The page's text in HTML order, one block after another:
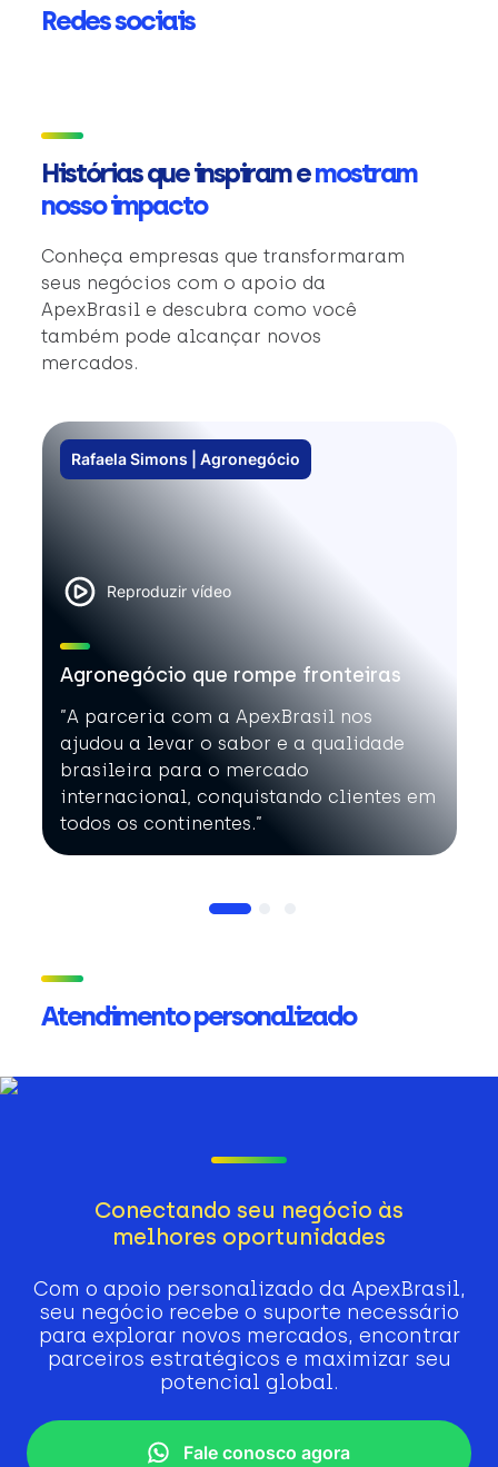
Redes sociais
Histórias que inspiram emostram
nosso impacto
Conheça empresas que transformaram
seus negócios com o apoio da
ApexBrasil e descubra como você
também pode alcançar novos
mercados.
Rafaela Simons | Agronegócio
Reproduzir vídeo
Agronegócio que rompe fronteiras
”A parceria com a ApexBrasil nos
ajudou a levar o sabor e a qualidade
brasileira para o mercado
internacional, conquistando clientes em
todos os continentes.”
Atendimento personalizado
Conectando seu negócio às
melhores oportunidades
Com o apoio personalizado da ApexBrasil,
seu negócio recebe o suporte necessário
para explorar novos mercados, encontrar
parceiros estratégicos e maximizar seu
potencial global.
Fale conosco agora